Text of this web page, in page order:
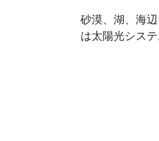
砂漠、湖、海
は太陽光シス